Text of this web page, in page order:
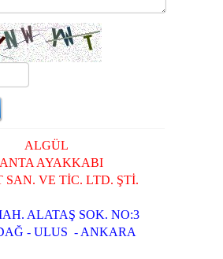
ALGÜL
AYAKKABI
SAN. VE TİC. LTD. ŞTİ.
ALATAŞ SOK. NO:3
- ULUS - ANKARA